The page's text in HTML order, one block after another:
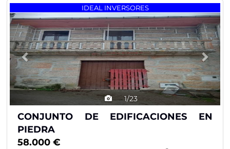
IDEAL INVERSORES
1/23
Previous
CONJUNTO DE EDIFICACIONES EN
PIEDRA
58.000 €